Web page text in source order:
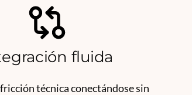
fluida
técnica conectándose sin